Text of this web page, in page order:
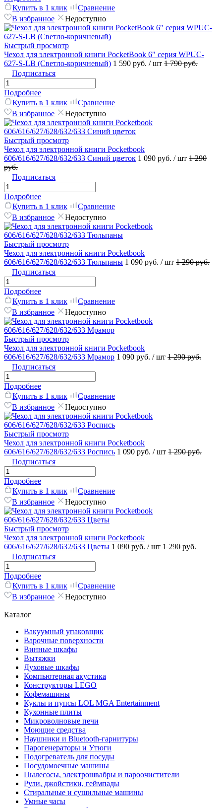
Купить в 1 клик
Сравнение
В избранное
Недоступно
Быстрый просмотр
Чехол для электронной книги PocketBook 6" серия WPUC-
627-S-LB (Светло-коричневый) 1 590 руб. / шт 1 790 руб.
Подписаться
Подробнее
Купить в 1 клик
Сравнение
В избранное
Недоступно
Быстрый просмотр
Чехол для электронной книги Pocketbook
606/616/627/628/632/633 Синий цветок 1 090 руб. / шт 1 290
руб.
Подписаться
Подробнее
Купить в 1 клик
Сравнение
В избранное
Недоступно
Быстрый просмотр
Чехол для электронной книги Pocketbook
606/616/627/628/632/633 Тюльпаны 1 090 руб. / шт 1 290 руб.
Подписаться
Подробнее
Купить в 1 клик
Сравнение
В избранное
Недоступно
Быстрый просмотр
Чехол для электронной книги Pocketbook
606/616/627/628/632/633 Мрамор 1 090 руб. / шт 1 290 руб.
Подписаться
Подробнее
Купить в 1 клик
Сравнение
В избранное
Недоступно
Быстрый просмотр
Чехол для электронной книги Pocketbook
606/616/627/628/632/633 Роспись 1 090 руб. / шт 1 290 руб.
Подписаться
Подробнее
Купить в 1 клик
Сравнение
В избранное
Недоступно
Быстрый просмотр
Чехол для электронной книги Pocketbook
606/616/627/628/632/633 Цветы 1 090 руб. / шт 1 290 руб.
Подписаться
Подробнее
Купить в 1 клик
Сравнение
В избранное
Недоступно
Каталог
Вакуумный упаковщик
Варочные поверхности
Винные шкафы
Вытяжки
Духовые шкафы
Компьютерная акустика
Конструкторы LEGO
Кофемашины
Куклы и пупсы LOL MGA Entertainment
Кухонные плиты
Микроволновые печи
Моющие средства
Наушники и Bluetooth-гарнитуры
Парогенераторы и Утюги
Подогреватель для посуды
Посудомоечные машины
Пылесосы, электрошвабры и пароочистители
Рули, джойстики, геймпады
Стиральные и сушильные машины
Умные часы